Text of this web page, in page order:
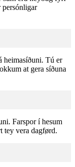
heimasíðuni. Tú er
at gera síðuna
Farspor í hesum
tey vera dagførd.